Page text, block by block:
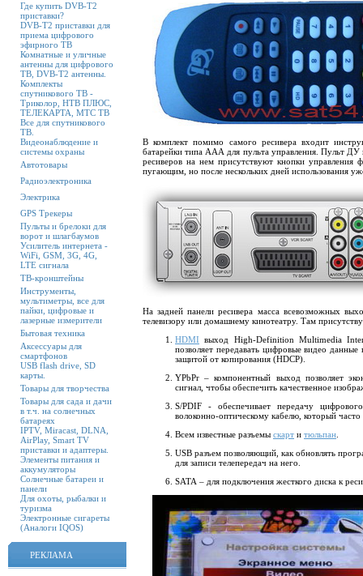
Где купить DVB-T2
приставки?
DVB-T2 приставки для
приема цифрового
эфирного ТВ
Комнатные и уличные
антенны для цифрового
ТВ, DVB-T2 антенны.
Комплекты
спутникового ТВ -
Триколор, НТВ ПЛЮС,
ТЕЛЕКАРТА, МТС ТВ
Все для спутникового
ТВ.
Видеонаблюдение и
системы охраны
Автотовары
Радиоэлектроника
Электрика
GPS Трекеры
Пульты и брелоки для
ворот и шлагбаумов
Усилитель интернета -
WiFi, GSM, 3G, 4G,
LTE сигнала
ТВ-кронштейны
Инструменты,
мультиметры, все для
пайки, цифровые и
лазерные измерители
Бытовая техника
Аксессуары для
смартфонов
USB flash drive, SD
карты.
Товары для творчества
Товары для сада и дачи
в т.ч. на солнечных
батареях
IPTV, Miracast, DLNA,
AirPlay, Smart TV
приставки и адаптеры.
Элементы питания и
аккумуляторы
Солнечные батареи и
панели
Для охоты, рыбалки и
туризма
Электронные сигареты
(Аналоги IQOS)
РЕКЛАМА
В комплект помимо самого ресивера входит
батарейки типа ААА для пульта управления. Пульт
ресиверов на нем присутствуют кнопки
пугающим, но после нескольких дней использования
На задней панели ресивера масса всевозможных
телевизору или домашнему кинотеатру. Там
HDMI выход High-Definition Multimedia
позволяет передавать цифровые видео
защитой от копирования (HDCP).
YPbPr – компонентный выход позволяет
сигнал, чтобы обеспечить качественное
S/PDIF - обеспечивает передачу
волоконно-оптическому кабелю, который
Всем известные разъемы скарт и тюльпан
USB разъем позволяющий, как обновлять
для записи телепередач на него.
SATA – для подключения жесткого диска к